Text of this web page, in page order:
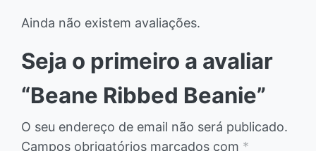
Ainda não existem avaliações.
Seja o primeiro a avaliar
“Beane Ribbed Beanie”
O seu endereço de email não será publicado.
Campos obrigatórios marcados com *